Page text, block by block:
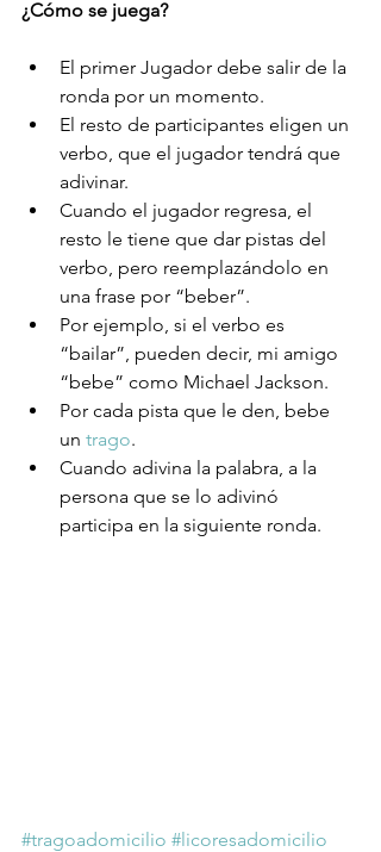
¿Cómo se juega?
El primer Jugador debe salir de la
ronda por un momento.
El resto de participantes eligen un
verbo, que el jugador tendrá que
adivinar.
Cuando el jugador regresa, el
resto le tiene que dar pistas del
verbo, pero reemplazándolo en
una frase por “beber”.
Por ejemplo, si el verbo es
“bailar”, pueden decir, mi amigo
“bebe” como Michael Jackson.
Por cada pista que le den, bebe
un trago.
Cuando adivina la palabra, a la
persona que se lo adivinó
participa en la siguiente ronda.
#tragoadomicilio #licoresadomicilio